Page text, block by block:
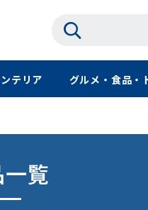
テリア グルメ・食品・
覧